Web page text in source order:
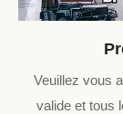
Veuillez vous
valide et tous